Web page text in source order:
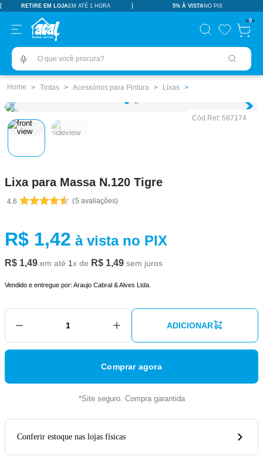
RETIRE EM LOJAEM ATÉ 1 HORA 5% À VISTANO PIX
0
O que você procura?
Tintas Acessórios para Pintura Lixas
Cód.Ref: 587174
Lixa para Massa N.120 Tigre
4.6 5 avaliações
R$ 1,42 à vista no PIX
R$ 1,49 em até 1x de R$ 1,49 sem juros
Vendido e entregue por: Araujo Cabral & Alves Ltda.
ADICIONAR
Comprar agora
*Site seguro. Compra garantida
Conferir estoque nas lojas físicas
TERMOS MAIS BUSCADOS
pisos revestimentos
º ceramica
tinta
4
5º revestimento
8º chuveiro
9 º porta